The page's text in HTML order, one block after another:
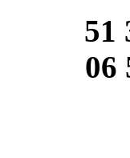
51
06